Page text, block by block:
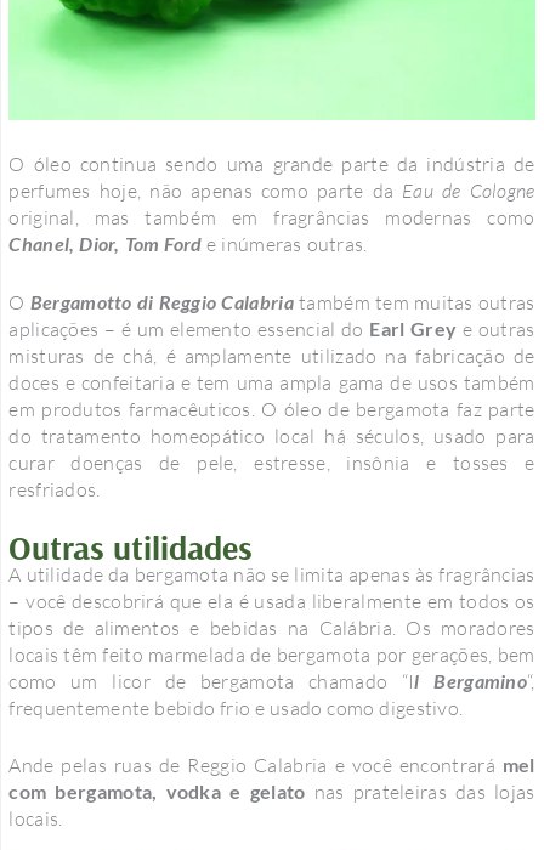
O óleo continua sendo uma grande parte da indústria de
perfumes hoje, não apenas como parte da Eau de Cologne
original, mas também em fragrâncias modernas como
Chanel, Dior, Tom Ford e inúmeras outras.
O Bergamotto di Reggio Calabria também tem muitas outras
aplicações – é um elemento essencial do Earl Grey e outras
misturas de chá, é amplamente utilizado na fabricação de
doces e confeitaria e tem uma ampla gama de usos também
em produtos farmacêuticos. O óleo de bergamota faz parte
do tratamento homeopático local há séculos, usado para
curar doenças de pele, estresse, insônia e tosses e
resfriados.
Outras utilidades
A utilidade da bergamota não se limita apenas às fragrâncias
– você descobrirá que ela é usada liberalmente em todos os
tipos de alimentos e bebidas na Calábria. Os moradores
locais têm feito marmelada de bergamota por gerações, bem
como um licor de bergamota chamado “Il Bergamino“,
frequentemente bebido frio e usado como digestivo.
Ande pelas ruas de Reggio Calabria e você encontrará mel
com bergamota, vodka e gelato nas prateleiras das lojas
locais.